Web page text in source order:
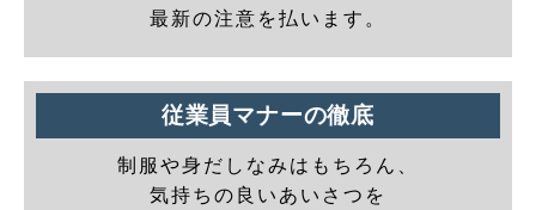
最新の注意を払います。
従業員マナーの徹底
制服や身だしなみはもちろん、
気持ちの良いあいさつを